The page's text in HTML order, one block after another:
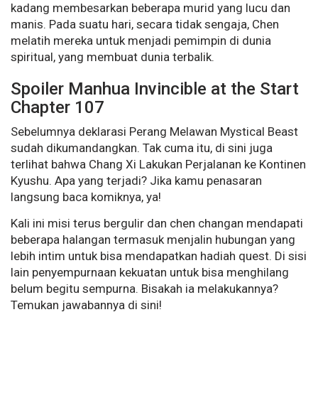
kadang membesarkan beberapa murid yang lucu dan
manis. Pada suatu hari, secara tidak sengaja, Chen
melatih mereka untuk menjadi pemimpin di dunia
spiritual, yang membuat dunia terbalik.
Spoiler Manhua Invincible at the Start
Chapter 107
Sebelumnya deklarasi Perang Melawan Mystical Beast
sudah dikumandangkan. Tak cuma itu, di sini juga
terlihat bahwa Chang Xi Lakukan Perjalanan ke Kontinen
Kyushu. Apa yang terjadi? Jika kamu penasaran
langsung baca komiknya, ya!
Kali ini misi terus bergulir dan chen changan mendapati
beberapa halangan termasuk menjalin hubungan yang
lebih intim untuk bisa mendapatkan hadiah quest. Di sisi
lain penyempurnaan kekuatan untuk bisa menghilang
belum begitu sempurna. Bisakah ia melakukannya?
Temukan jawabannya di sini!